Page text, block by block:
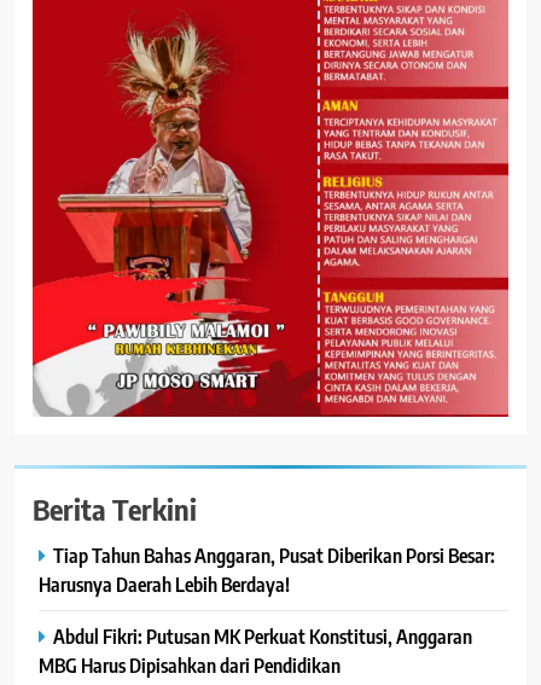
Berita Terkini
Tiap Tahun Bahas Anggaran, Pusat Diberikan Porsi Besar:
Harusnya Daerah Lebih Berdaya!
Abdul Fikri: Putusan MK Perkuat Konstitusi, Anggaran
MBG Harus Dipisahkan dari Pendidikan